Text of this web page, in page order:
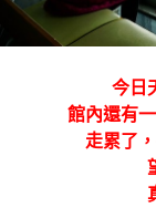
今日
館內還有
走累了